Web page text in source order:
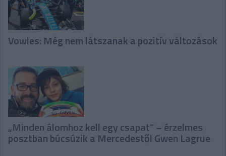
Vowles: Még nem látszanak a pozitív változások
„Minden álomhoz kell egy csapat” – érzelmes
posztban búcsúzik a Mercedestől Gwen Lagrue